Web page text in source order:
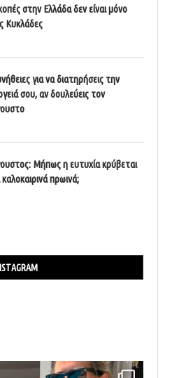
στην Ελλάδα δεν είναι μόνο
Κυκλάδες
για να διατηρήσεις την
σου, αν δουλεύεις τον
Μήπως η ευτυχία κρύβεται
πρωινά;